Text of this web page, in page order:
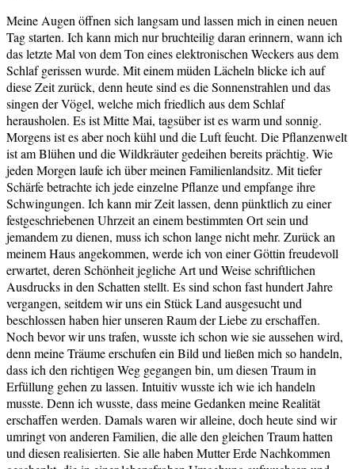
Meine Augen öffnen sich langsam und lassen mich in einen neuen
Tag starten. Ich kann mich nur bruchteilig daran erinnern, wann ich
das letzte Mal von dem Ton eines elektronischen Weckers aus dem
Schlaf gerissen wurde. Mit einem müden Lächeln blicke ich auf
diese Zeit zurück, denn heute sind es die Sonnenstrahlen und das
singen der Vögel, welche mich friedlich aus dem Schlaf
herausholen. Es ist Mitte Mai, tagsüber ist es warm und sonnig.
Morgens ist es aber noch kühl und die Luft feucht. Die Pflanzenwelt
ist am Blühen und die Wildkräuter gedeihen bereits prächtig. Wie
jeden Morgen laufe ich über meinen Familienlandsitz. Mit tiefer
Schärfe betrachte ich jede einzelne Pflanze und empfange ihre
Schwingungen. Ich kann mir Zeit lassen, denn pünktlich zu einer
festgeschriebenen Uhrzeit an einem bestimmten Ort sein und
jemandem zu dienen, muss ich schon lange nicht mehr. Zurück an
meinem Haus angekommen, werde ich von einer Göttin freudevoll
erwartet, deren Schönheit jegliche Art und Weise schriftlichen
Ausdrucks in den Schatten stellt. Es sind schon fast hundert Jahre
vergangen, seitdem wir uns ein Stück Land ausgesucht und
beschlossen haben hier unseren Raum der Liebe zu erschaffen.
Noch bevor wir uns trafen, wusste ich schon wie sie aussehen wird,
denn meine Träume erschufen ein Bild und ließen mich so handeln,
dass ich den richtigen Weg gegangen bin, um diesen Traum in
Erfüllung gehen zu lassen. Intuitiv wusste ich wie ich handeln
musste. Denn ich wusste, dass meine Gedanken meine Realität
erschaffen werden. Damals waren wir alleine, doch heute sind wir
umringt von anderen Familien, die alle den gleichen Traum hatten
und diesen realisierten. Sie alle haben Mutter Erde Nachkommen